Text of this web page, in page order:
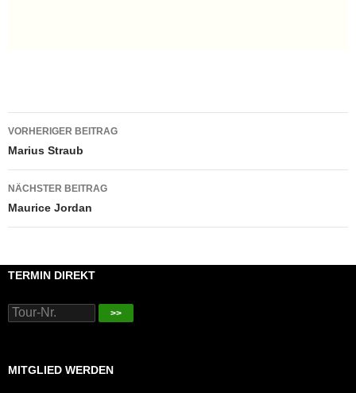
Beitragsnavigation
VORHERIGER BEITRAG
Marius Straub
NÄCHSTER BEITRAG
Maurice Jordan
TERMIN DIREKT
>>
MITGLIED WERDEN